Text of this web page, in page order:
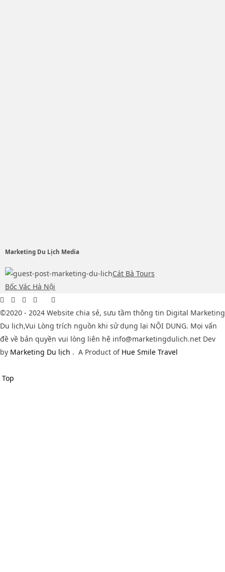
Marketing Du Lịch Media
Cát Bà Tours
Bốc Vác Hà Nội
©2020 - 2024 Website chia sẻ, sưu tầm thông tin Digital Marketing
Du lịch,Vui Lòng trích nguồn khi sử dụng lại NỘI DUNG. Mọi vấn
đề về bản quyền vui lòng liên hệ info@marketingdulich.net Dev
by Marketing Du lịch . A Product of Hue Smile Travel
Top